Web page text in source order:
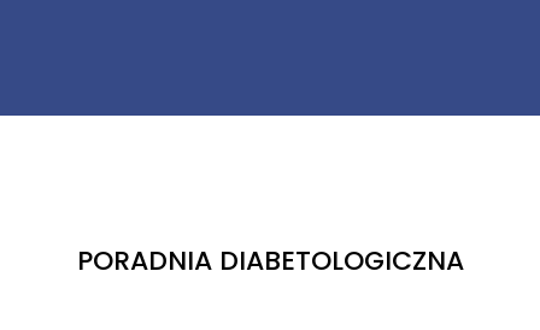
PORADNIA DIABETOLOGICZNA